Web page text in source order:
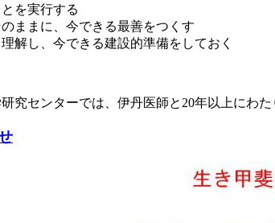
を実行する
ままに、今できる最善をつくす
解し、今できる建設的準備をしておく
究センターでは、伊丹医師と20年以上にわ